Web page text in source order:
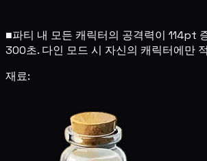
■파티 내 모든 캐릭터의 공격력이 114pt
300초. 다인 모드 시 자신의 캐릭터에만
재료: